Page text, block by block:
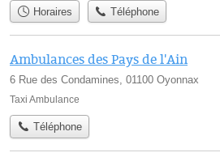
Horaires Téléphone
Ambulances des Pays de l'Ain
6 Rue des Condamines, 01100 Oyonnax
Taxi Ambulance
Téléphone